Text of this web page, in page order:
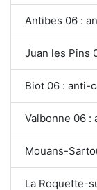
Antibes 06 :
Juan les Pins
Biot 06 : anti-
Valbonne 06 :
Mouans-
La Roquette-